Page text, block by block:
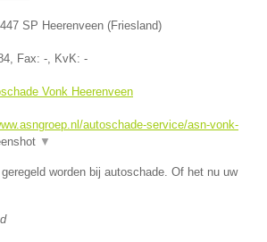
SP Heerenveen (Friesland)
, Fax: -, KvK: -
Vonk Heerenveen
autoschade-service/asn-vonk-
▼
worden bij autoschade. Of het nu uw